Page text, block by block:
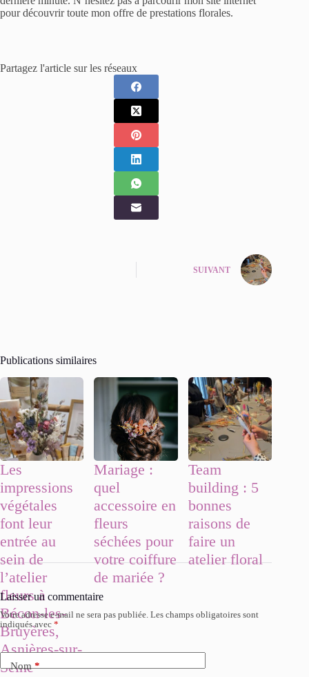
pour découvrir toute mon offre de prestations florales.
Partagez l'article sur les réseaux
SUIVANT
Publications similaires
Les
impressions
végétales
font leur
entrée au
sein de
l’atelier
fleurs à
Bécon-les-
Bruyères,
Asnières-sur-
Seine
Mariage :
quel
accessoire en
fleurs
séchées pour
votre coiffure
de mariée ?
Team
building : 5
bonnes
raisons de
faire un
atelier floral
Laisser un commentaire
Votre adresse e-mail ne sera pas publiée. Les champs obligatoires sont
indiqués avec *
Nom*